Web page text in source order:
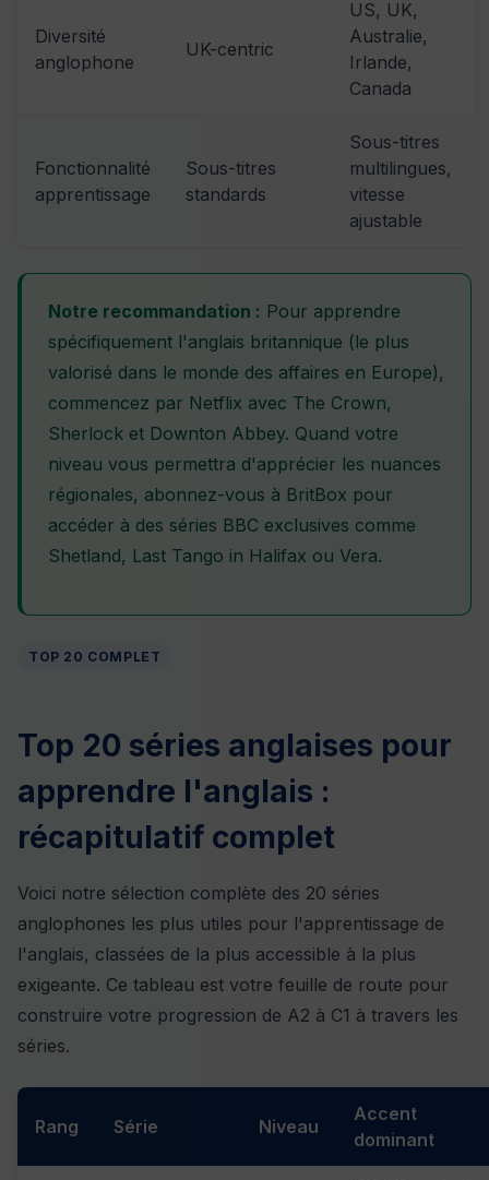
Diversité
anglophone
UK-centric
US, UK,
Australie,
Irlande,
Canada
Fonctionnalité
apprentissage
Sous-titres
standards
Sous-titres
multilingues,
vitesse
ajustable
Notre recommandation : Pour apprendre
spécifiquement l'anglais britannique (le plus
valorisé dans le monde des affaires en Europe),
commencez par Netflix avec The Crown,
Sherlock et Downton Abbey. Quand votre
niveau vous permettra d'apprécier les nuances
régionales, abonnez-vous à BritBox pour
accéder à des séries BBC exclusives comme
Shetland, Last Tango in Halifax ou Vera.
TOP 20 COMPLET
Top 20 séries anglaises pour
apprendre l'anglais :
récapitulatif complet
Voici notre sélection complète des 20 séries
anglophones les plus utiles pour l'apprentissage de
l'anglais, classées de la plus accessible à la plus
exigeante. Ce tableau est votre feuille de route pour
construire votre progression de A2 à C1 à travers les
séries.
Rang Série Niveau
Accent
dominant